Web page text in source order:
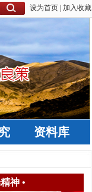
设为首页 加入收藏
资料库
神•